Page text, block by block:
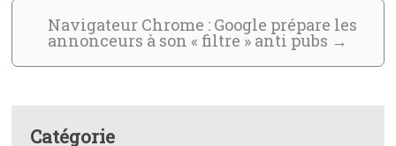
Navigateur Chrome : Google prépare les
annonceurs à son « filtre » anti pubs →
Catégorie